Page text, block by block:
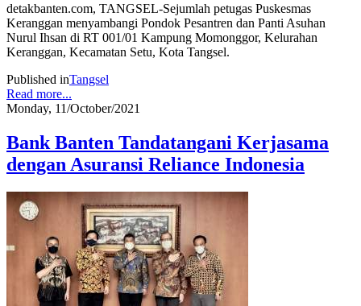
detakbanten.com, TANGSEL-Sejumlah petugas Puskesmas
Keranggan menyambangi Pondok Pesantren dan Panti Asuhan
Nurul Ihsan di RT 001/01 Kampung Momonggor, Kelurahan
Keranggan, Kecamatan Setu, Kota Tangsel.
Published inTangsel
Read more...
Monday, 11/October/2021
Bank Banten Tandatangani Kerjasama
dengan Asuransi Reliance Indonesia